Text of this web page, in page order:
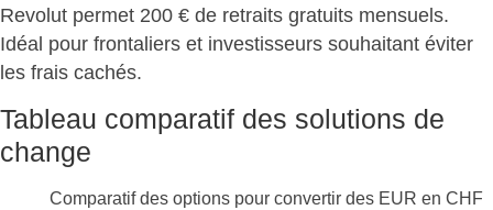
Revolut permet 200 € de retraits gratuits mensuels.
Idéal pour frontaliers et investisseurs souhaitant éviter
les frais cachés.
Tableau comparatif des solutions de
change
Comparatif des options pour convertir des EUR en CHF